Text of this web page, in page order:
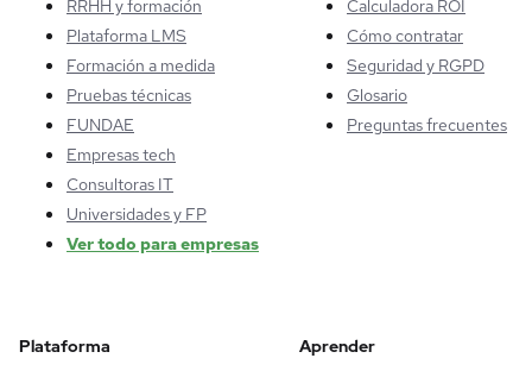
RRHH y formación
Plataforma LMS
Formación a medida
Pruebas técnicas
FUNDAE
Empresas tech
Consultoras IT
Universidades y FP
Ver todo para empresas
Calculadora ROI
Cómo contratar
Seguridad y RGPD
Glosario
Preguntas frecuentes
Plataforma Aprender